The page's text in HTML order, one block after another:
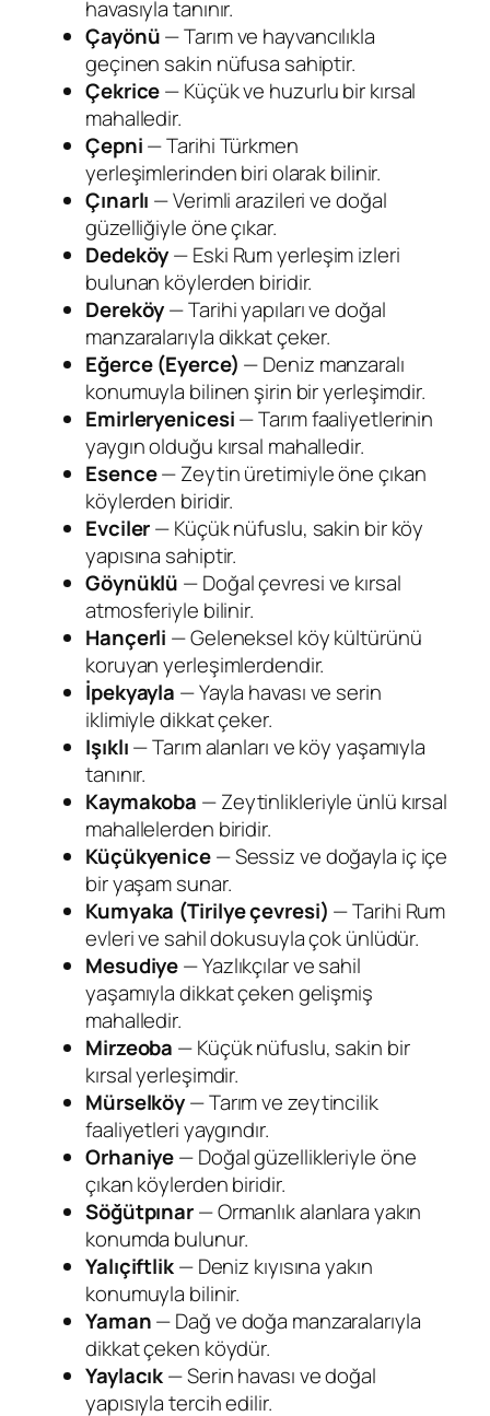
havasıyla tanınır.
Çayönü— Tarım ve hayvancılıkla
geçinen sakin nüfusa sahiptir.
Çekrice— Küçük ve huzurlu bir kırsal
mahalledir.
Çepni— Tarihi Türkmen
yerleşimlerinden biri olarak bilinir.
Çınarlı — Verimli arazileri ve doğal
güzelliğiyle öne çıkar.
Dedeköy— Eski Rum yerleşim izleri
bulunan köylerden biridir.
Dereköy— Tarihi yapıları ve doğal
manzaralarıyla dikkat çeker.
Eğerce (Eyerce) — Deniz manzaralı
konumuyla bilinen şirin bir yerleşimdir.
Emirleryenicesi— Tarım faaliyetlerinin
yaygın olduğu kırsal mahalledir.
Esence— Zeytin üretimiyle öne çıkan
köylerden biridir.
Evciler— Küçük nüfuslu, sakin bir köy
yapısına sahiptir.
Göynüklü — Doğal çevresi ve kırsal
atmosferiyle bilinir.
Hançerli — Geleneksel köy kültürünü
koruyan yerleşimlerdendir.
İpekyayla — Yayla havası ve serin
iklimiyle dikkat çeker.
Işıklı— Tarım alanları ve köy yaşamıyla
tanınır.
Kaymakoba — Zeytinlikleriyle ünlü kırsal
mahallelerden biridir.
Küçükyenice— Sessiz ve doğayla iç içe
bir yaşam sunar.
Kumyaka (Tirilye çevresi) — Tarihi Rum
evleri ve sahil dokusuyla çok ünlüdür.
Mesudiye— Yazlıkçılar ve sahil
yaşamıyla dikkat çeken gelişmiş
mahalledir.
Mirzeoba — Küçük nüfuslu, sakin bir
kırsal yerleşimdir.
Mürselköy— Tarım ve zeytincilik
faaliyetleri yaygındır.
Orhaniye— Doğal güzellikleriyle öne
çıkan köylerden biridir.
Söğütpınar— Ormanlık alanlara yakın
konumda bulunur.
Yalıçiftlik— Deniz kıyısına yakın
konumuyla bilinir.
Yaman— Dağ ve doğa manzaralarıyla
dikkat çeken köydür.
Yaylacık— Serin havası ve doğal
yapısıyla tercih edilir.